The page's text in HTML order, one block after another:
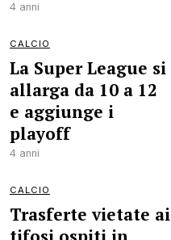
4 anni
CALCIO
La Super League si
allarga da 10 a 12
e aggiunge i
playoff
4 anni
CALCIO
Trasferte vietate ai